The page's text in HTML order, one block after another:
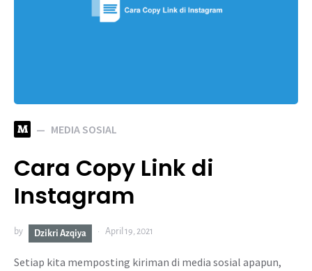
M MEDIA SOSIAL
Cara Copy Link di
Instagram
by Dzikri Azqiya April 19, 2021
Setiap kita memposting kiriman di media sosial apapun,